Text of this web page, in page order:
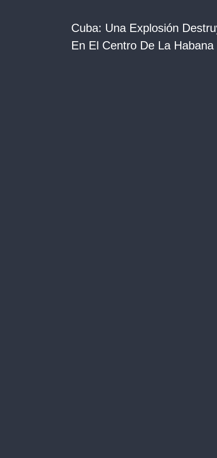
Cuba: Una Explosión
En El Centro De La Habana